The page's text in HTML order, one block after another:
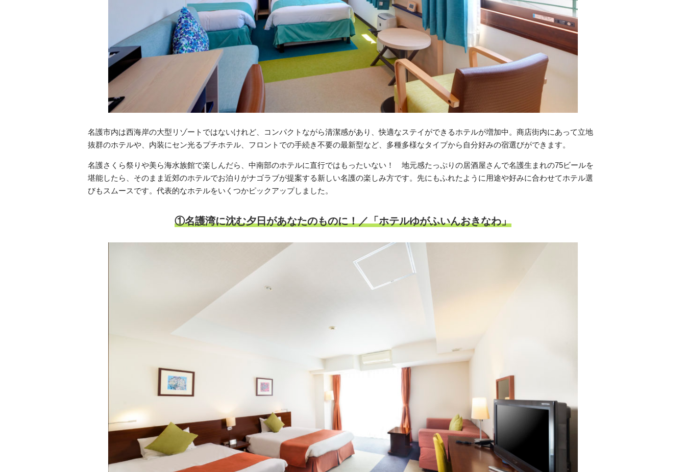
名護市内は西海岸の大型リゾートではないけれど、コンパクトながら清潔感があり、快適なステイができるホテルが増加中。商店街内にあって立地
抜群のホテルや、内装にセン光るプチホテル、フロントでの手続き不要の最新型など、多種多様なタイプから自分好みの宿選びができます。
名護さくら祭りや美ら海水族館で楽しんだら、中南部のホテルに直行ではもったいない！ 地元感たっぷりの居酒屋さんで名護生まれの75ビールを
堪能したら、そのまま近郊のホテルでお泊りがナゴラブが提案する新しい名護の楽しみ方です。先にもふれたように用途や好みに合わせてホテル選
びもスムースです。代表的なホテルをいくつかピックアップしました。
①名護湾に沈む夕日があなたのものに！／「ホテルゆがふいんおきなわ」